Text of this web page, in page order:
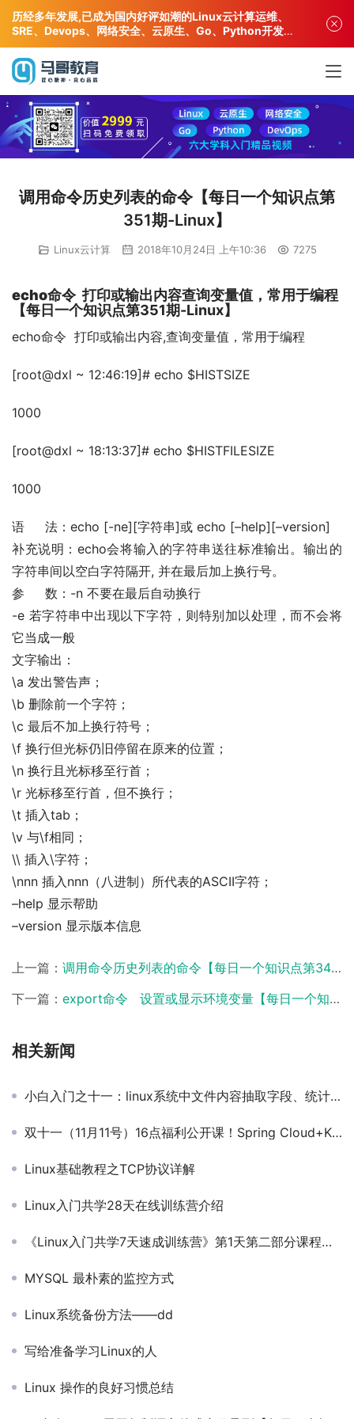
调用命令历史列表的命令【每日一个知识点第
351期-Linux】
Linux云计算 2018年10月24日 上午10:36 7275
echo命令打印或输出内容查询变量值，常用于编程
【每日一个知识点第351期-Linux】
echo命令  打印或输出内容,查询变量值，常用于编程
[root@dxl ~ 12:46:19]# echo $HISTSIZE
1000
[root@dxl ~ 18:13:37]# echo $HISTFILESIZE
1000
语 　 法：echo [-ne][字符串]或 echo [–help][–version]
补充说明：echo会将输入的字符串送往标准输出。输出的
字符串间以空白字符隔开, 并在最后加上换行号。
参　  数：-n 不要在最后自动换行
-e 若字符串中出现以下字符，则特别加以处理，而不会将
它当成一般
文字输出：
\a 发出警告声；
\b 删除前一个字符；
\c 最后不加上换行符号；
\f 换行但光标仍旧停留在原来的位置；
\n 换行且光标移至行首；
\r 光标移至行首，但不换行；
\t 插入tab；
\v 与\f相同；
\\ 插入\字符；
\nnn 插入nnn（八进制）所代表的ASCII字符；
–help 显示帮助
–version 显示版本信息
上一篇： 调用命令历史列表的命令【每日一个知识点第349期-Linux】
下一篇： export命令 设置或显示环境变量【每日一个知识点第353期-Linux】
相关新闻
小白入门之十一：linux系统中文件内容抽取字段、统计、排序
双十一（11月11号）16点福利公开课！Spring Cloud+K8s实战直播！
Linux基础教程之TCP协议详解
Linux入门共学28天在线训练营介绍
《Linux入门共学7天速成训练营》第1天第二部分课程：Linux云计算岗位的发展前景
MYSQL 最朴素的监控方式
Linux系统备份方法——dd
写给准备学习Linux的人
Linux 操作的良好习惯总结
历经多年发展,已成为国内好评如潮的Linux云计算运维、
SRE、Devops、网络安全、云原生、Go、Python开发专
业人才培训机构!